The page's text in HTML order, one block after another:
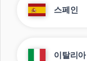
스페인
이탈리아